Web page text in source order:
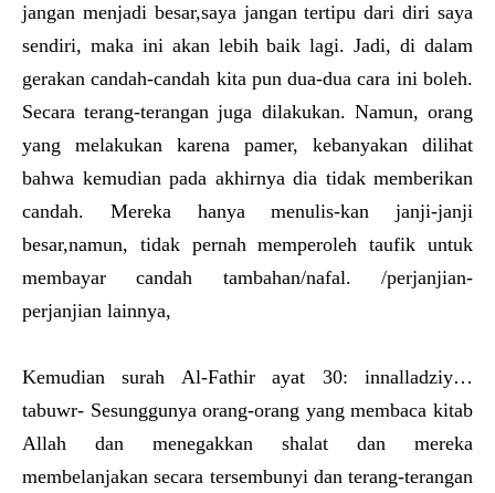
jangan menjadi besar,saya jangan tertipu dari diri saya
sendiri, maka ini akan lebih baik lagi. Jadi, di dalam
gerakan candah-candah kita pun dua-dua cara ini boleh.
Secara terang-terangan juga dilakukan. Namun, orang
yang melakukan karena pamer, kebanyakan dilihat
bahwa kemudian pada akhirnya dia tidak memberikan
candah. Mereka hanya menulis-kan janji-janji
besar,namun, tidak pernah memperoleh taufik untuk
membayar candah tambahan/nafal. /perjanjian-
perjanjian lainnya,
Kemudian surah Al-Fathir ayat 30: innalladziy…
tabuwr- Sesunggunya orang-orang yang membaca kitab
Allah dan menegakkan shalat dan mereka
membelanjakan secara tersembunyi dan terang-terangan